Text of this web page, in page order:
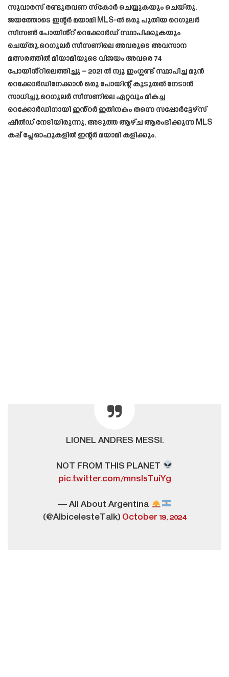
സുവാരസ് രണ്ടുതവണ സ്‌കോർ ചെയ്യുകയും ചെയ്തു.
ജയത്തോടെ ഇന്റർ മയാമി MLS-ൽ ഒരു പുതിയ റെഗുലർ
സീസൺ പോയിൻ്റ് റെക്കോർഡ് സ്ഥാപിക്കുകയും
ചെയ്തു.റെഗുലർ സീസണിലെ അവരുടെ അവസാന
മത്സരത്തിൽ മിയാമിയുടെ വിജയം അവരെ 74
പോയിൻ്റിലെത്തിച്ചു – 2021 ൽ ന്യൂ ഇംഗ്ലണ്ട് സ്ഥാപിച്ച മുൻ
റെക്കോർഡിനേക്കാൾ ഒരു പോയിന്റ് കൂടുതൽ നേടാൻ
സാധിച്ചു.റെഗുലർ സീസണിലെ ഏറ്റവും മികച്ച
റെക്കോർഡിനായി ഇൻ്റർ ഇതിനകം തന്നെ സപ്പോർട്ടേഴ്‌സ്
ഷീൽഡ് നേടിയിരുന്നു, അടുത്ത ആഴ്ച ആരംഭിക്കുന്ന MLS
കപ്പ് പ്ലേഓഫുകളിൽ ഇന്റർ മയാമി കളിക്കും.
LIONEL ANDRES MESSI.
NOT FROM THIS PLANET
pic.twitter.com/mnsI5TuiYg
— All About Argentina
(@AlbicelesteTalk) October 19, 2024